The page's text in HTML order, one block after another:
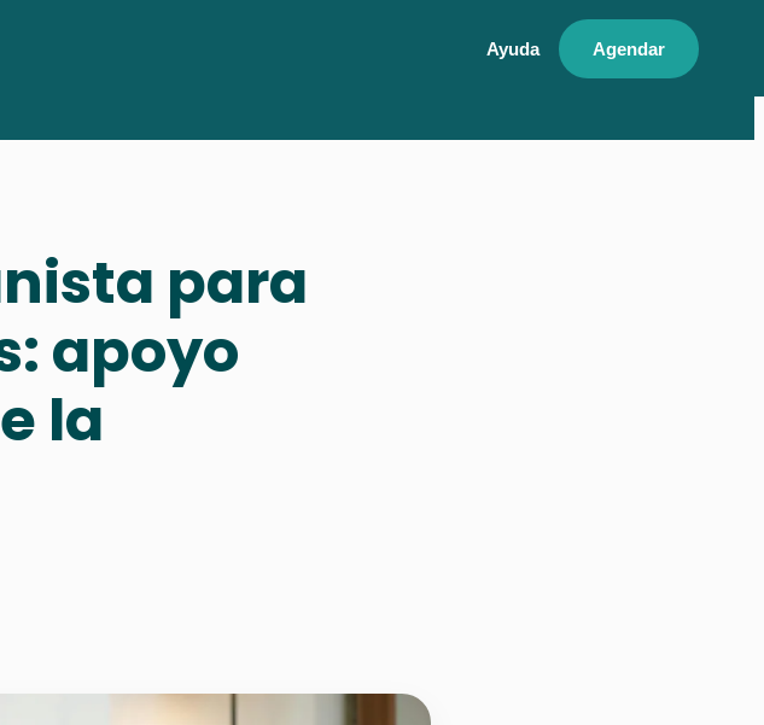
Ayuda Agendar
para
apoyo
la